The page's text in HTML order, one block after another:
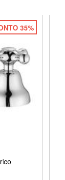
35%